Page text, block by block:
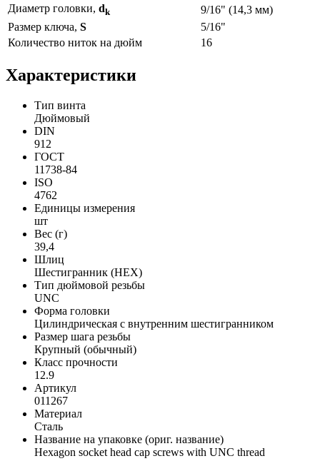
Диаметр головки, dk
9/16" (14,3 мм)
Размер ключа, S
5/16"
Количество ниток на дюйм
16
Характеристики
Тип винта
Дюймовый
DIN
912
ГОСТ
11738-84
ISO
4762
Единицы измерения
шт
Вес (г)
39,4
Шлиц
Шестигранник (HEX)
Тип дюймовой резьбы
UNC
Форма головки
Цилиндрическая с внутренним шестигранником
Размер шага резьбы
Крупный (обычный)
Класс прочности
12.9
Артикул
011267
Материал
Сталь
Название на упаковке (ориг. название)
Hexagon socket head cap screws with UNC thread